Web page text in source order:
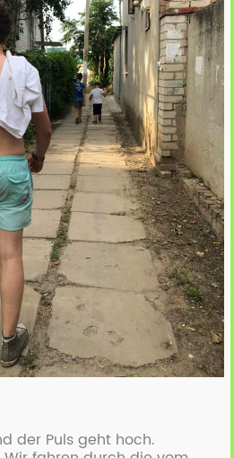
der Puls geht hoch.